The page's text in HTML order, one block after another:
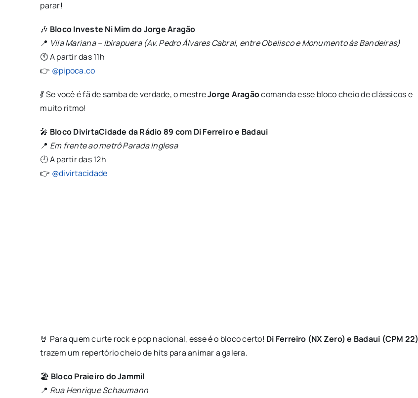
parar!
🎶 Bloco Investe Ni Mim do Jorge Aragão
📍 Vila Mariana – Ibirapuera (Av. Pedro Álvares Cabral, entre Obelisco e Monumento às Bandeiras)
🕚 A partir das 11h
👉 @pipoca.co
💃 Se você é fã de samba de verdade, o mestreJorge Aragãocomanda esse bloco cheio de clássicos e
muito ritmo!
🎤 Bloco DivirtaCidade da Rádio 89 com Di Ferreiro e Badaui
📍 Em frente ao metrô Parada Inglesa
🕛 A partir das 12h
👉 @divirtacidade
🤘 Para quem curte rock e pop nacional, esse é o bloco certo! Di Ferreiro (NX Zero) e Badaui (CPM 22)
trazem um repertório cheio de hits para animar a galera.
🏖️ Bloco Praieiro do Jammil
📍 Rua Henrique Schaumann